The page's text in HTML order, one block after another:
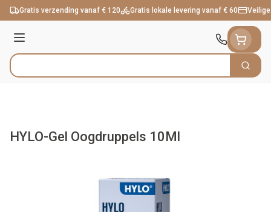
Ga naar de inhoud
Gratis verzending vanaf € 120 Gratis lokale levering vanaf € 60
Menu
Product, merk, categorie... Zoek
HYLO-Gel Oogdruppels 10Ml